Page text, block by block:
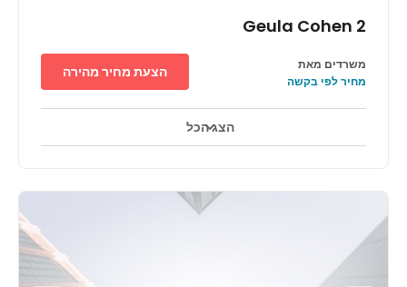
Geula Cohen 2
משרדים מאת
מחיר לפי בקשה
הצעת מחיר מהירה
הצג הכל